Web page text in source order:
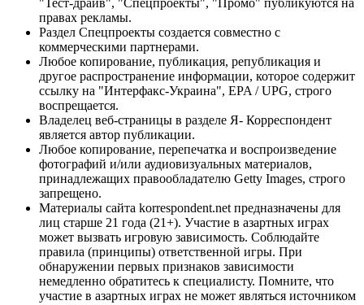
правах рекламы.
Раздел Спецпроекты создается совместно с
коммерческими партнерами.
Любое копирование, публикация, републикация и
другое распространение информации, которое содержит
ссылку на "Интерфакс-Украина", EPA / UPG, строго
воспрещается.
Владелец веб-страницы в разделе Я- Корреспондент
является автор публикации.
Любое копирование, перепечатка и воспроизведение
фотографий и/или аудиовизуальных материалов,
принадлежащих правообладателю Getty Images, строго
запрещено.
Материалы сайта korrespondent.net предназначены для
лиц старше 21 года (21+). Участие в азартных играх
может вызвать игровую зависимость. Соблюдайте
правила (принципы) ответственной игры. При
обнаружении первых признаков зависимости
немедленно обратитесь к специалисту. Помните, что
участие в азартных играх не может являться источником